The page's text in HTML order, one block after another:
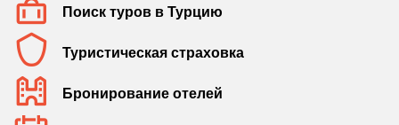
Поиск туров в Турцию
Туристическая страховка
Бронирование отелей